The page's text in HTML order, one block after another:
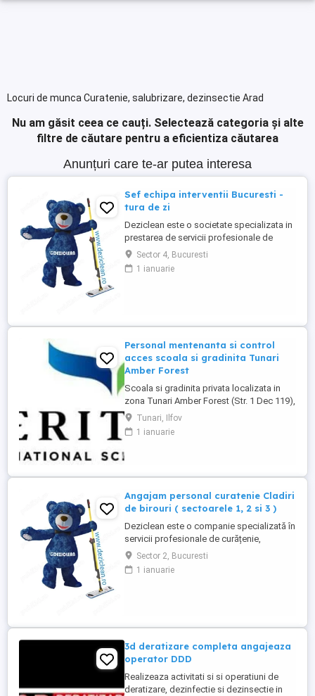
Locuri de munca Curatenie, salubrizare, dezinsectie Arad
Nu am găsit ceea ce cauți. Selectează categoria și alte
filtre de căutare pentru a eficientiza căutarea
Anunțuri care te-ar putea interesa
Sef echipa interventii Bucuresti -
tura de zi
Deziclean este o societate specializata in
prestarea de servicii profesionale de
curatenie. Compania noastra asigura
servicii de curatenie in aproape toate
orasele mari din România. Cautam: - Sef
Sector 4, Bucuresti
1 ianuarie
Personal mentenanta si control
acces scoala si gradinita Tunari
Amber Forest
Scoala si gradinita privata localizata in
zona Tunari Amber Forest (Str. 1 Dec 119),
cauta 1 persoana serioasa si
responsabila pentru mentenanta, ingrijire
cladiri si control acces. Pachet salarial
**Responsabilități principale:** * ...
Tunari, Ilfov
1 ianuarie
Angajam personal curatenie Cladiri
de birouri ( sectoarele 1, 2 si 3 )
Deziclean este o companie specializată în
servicii profesionale de curățenie,
prezentă în aproape toate marile orașe din
România. Ne mărim echipa și căutăm
agenți de curățenie pentru sedii de bănci
Sector 2, Bucuresti
1 ianuarie
3d deratizare completa angajeaza
operator DDD
Realizeaza activitati si si operatiuni de
deratizare, dezinfectie si dezinsectie in